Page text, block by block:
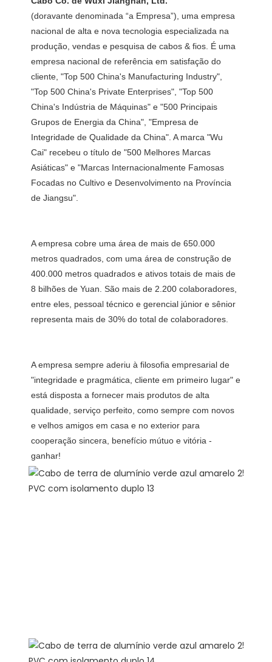
(doravante denominada “a Empresa”), uma empresa
nacional de alta e nova tecnologia especializada na
produção, vendas e pesquisa de cabos & fios. É uma
empresa nacional de referência em satisfação do
cliente, "Top 500 China's Manufacturing Industry",
"Top 500 China's Private Enterprises", "Top 500
China's Indústria de Máquinas" e "500 Principais
Grupos de Energia da China", "Empresa de
Integridade de Qualidade da China". A marca "Wu
Cai" recebeu o título de "500 Melhores Marcas
Asiáticas" e "Marcas Internacionalmente Famosas
Focadas no Cultivo e Desenvolvimento na Província
A empresa cobre uma área de mais de 650.000
metros quadrados, com uma área de construção de
400.000 metros quadrados e ativos totais de mais de
8 bilhões de Yuan. São mais de 2.200 colaboradores,
entre eles, pessoal técnico e gerencial júnior e sênior
A empresa sempre aderiu à filosofia empresarial de
"integridade e pragmática, cliente em primeiro lugar" e
está disposta a fornecer mais produtos de alta
qualidade, serviço perfeito, como sempre com novos
e velhos amigos em casa e no exterior para
cooperação sincera, benefício mútuo e vitória -